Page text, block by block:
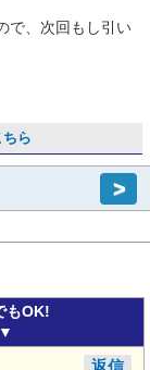
で、次回もし引い
ら
>
もOK!